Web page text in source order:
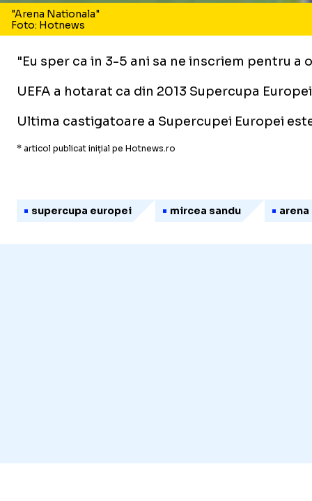
"Arena Nationala"
Foto: Hotnews
"Eu sper ca in 3-5 ani sa ne inscriem pentru
UEFA a hotarat ca din 2013 Supercupa
Ultima castigatoare a Supercupei Europei
* articol publicat inițial pe Hotnews.ro
supercupa europei mircea sandu